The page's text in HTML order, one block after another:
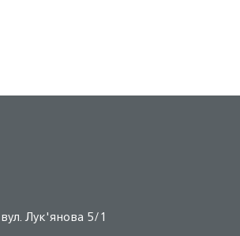
Лук'янова 5/1